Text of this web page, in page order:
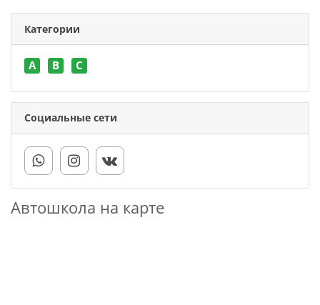
Категории
A B C
Социальные сети
Автошкола на карте